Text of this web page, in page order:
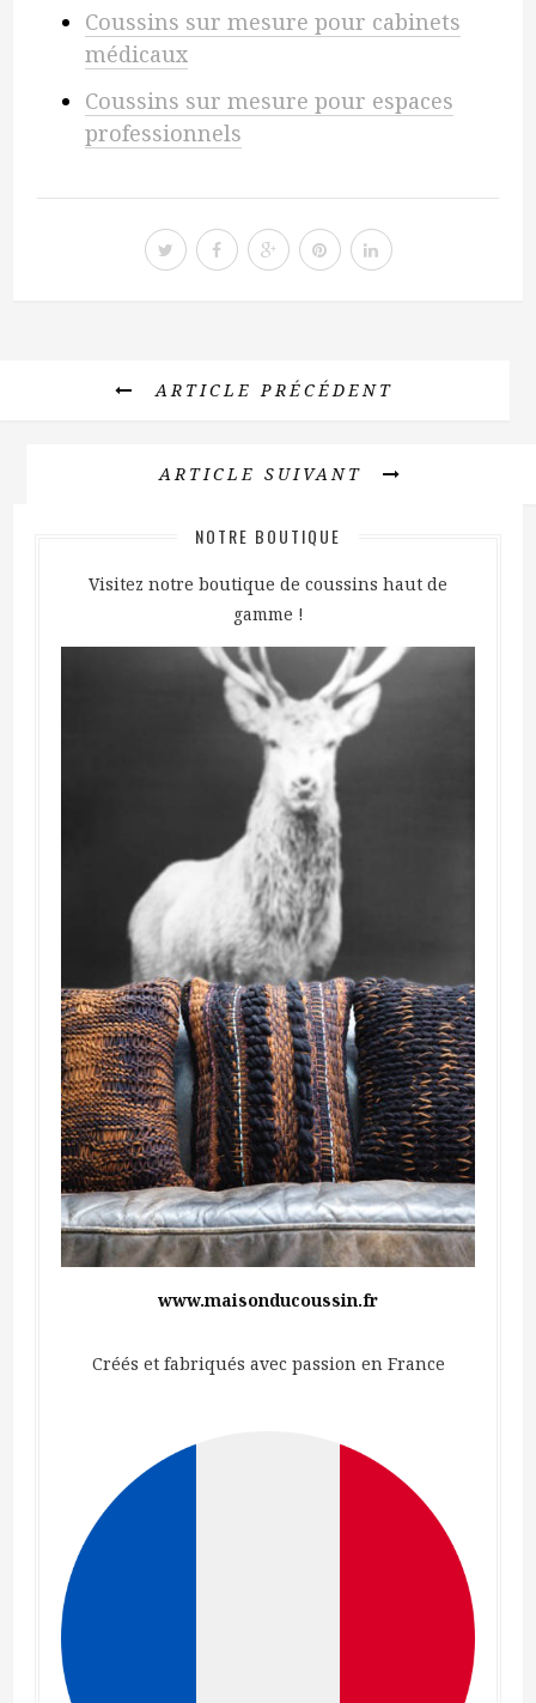
Coussins sur mesure pour cabinets
médicaux
Coussins sur mesure pour espaces
professionnels
ARTICLE PRÉCÉDENT
ARTICLE SUIVANT
NOTRE BOUTIQUE
Visitez notre boutique de coussins haut de
gamme !
www.maisonducoussin.fr
Créés et fabriqués avec passion en France